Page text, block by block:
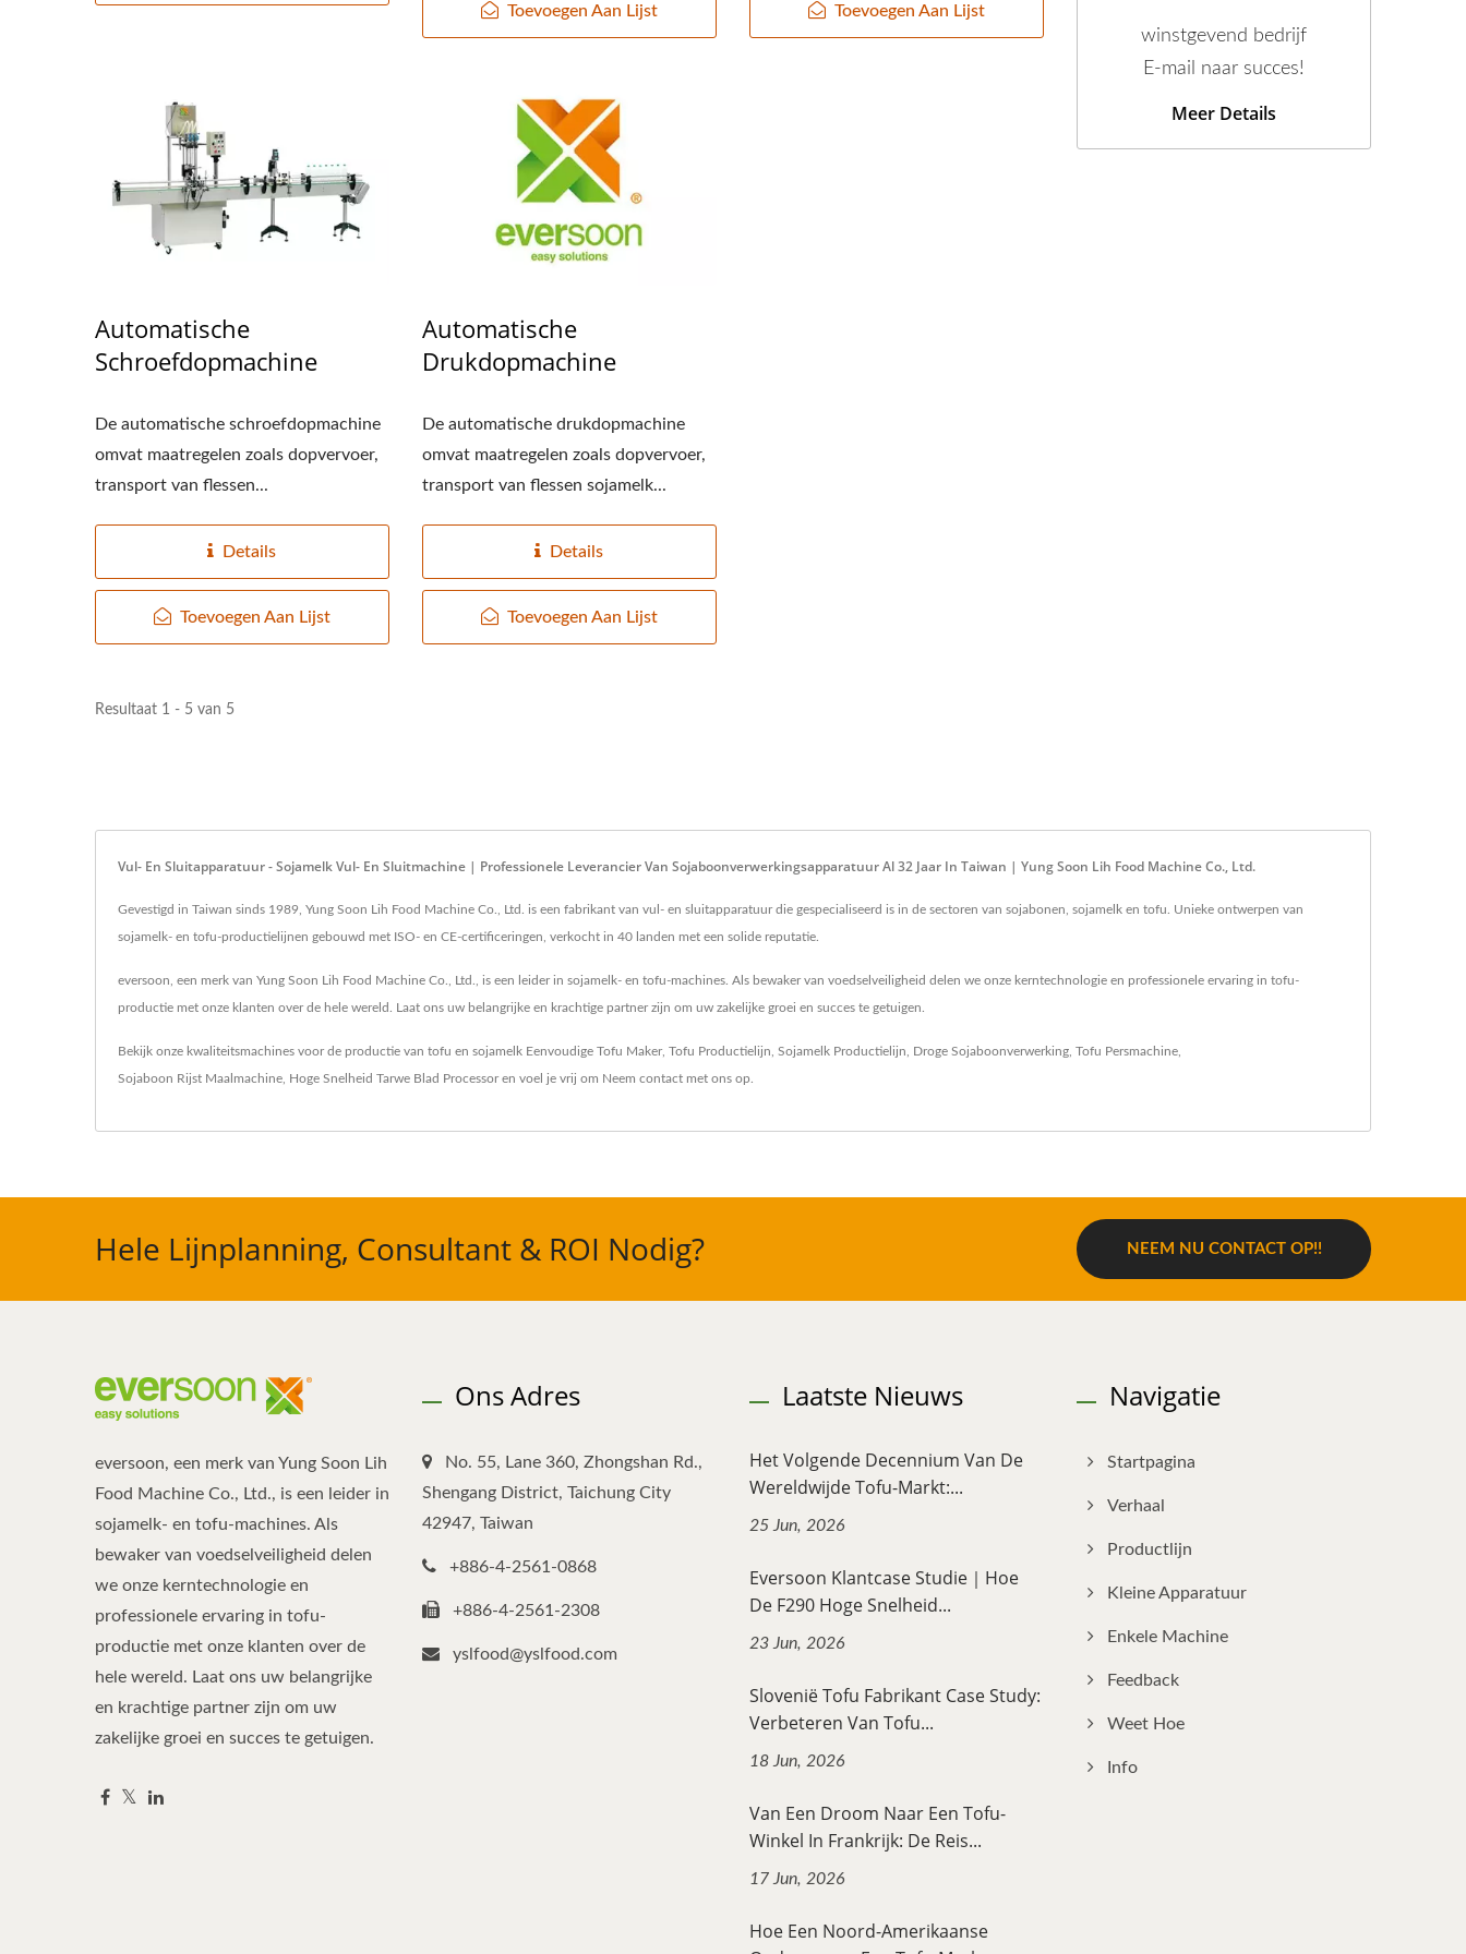
Toevoegen Aan Lijst Toevoegen Aan Lijst
Automatische
Schroefdopmachine
De automatische schroefdopmachine
omvat maatregelen zoals dopvervoer,
transport van flessen...
Details
Toevoegen Aan Lijst
Automatische
Drukdopmachine
De automatische drukdopmachine
omvat maatregelen zoals dopvervoer,
transport van flessen sojamelk...
Details
Toevoegen Aan Lijst
Resultaat 1 - 5 van 5
winstgevend bedrijf
E-mail naar succes!
Meer Details
Vul- En Sluitapparatuur - Sojamelk Vul- En Sluitmachine | Professionele Leverancier Van Sojaboonverwerkingsapparatuur Al 32 Jaar In Taiwan | Yung Soon Lih Food Machine Co., Ltd.
Gevestigd in Taiwan sinds 1989, Yung Soon Lih Food Machine Co., Ltd. is een fabrikant van vul- en sluitapparatuur die gespecialiseerd is in de sectoren van sojabonen, sojamelk en tofu. Unieke ontwerpen van
sojamelk- en tofu-productielijnen gebouwd met ISO- en CE-certificeringen, verkocht in 40 landen met een solide reputatie.
eversoon, een merk van Yung Soon Lih Food Machine Co., Ltd., is een leider in sojamelk- en tofu-machines. Als bewaker van voedselveiligheid delen we onze kerntechnologie en professionele ervaring in tofu-
productie met onze klanten over de hele wereld. Laat ons uw belangrijke en krachtige partner zijn om uw zakelijke groei en succes te getuigen.
Bekijk onze kwaliteitsmachines voor de productie van tofu en sojamelk Eenvoudige Tofu Maker, Tofu Productielijn Sojamelk Productielijn Droge Sojaboonverwerking Tofu Persmachine
Sojaboon Rijst Maalmachine Hoge Snelheid Tarwe Blad Processoren voel je vrij om Neem contact met ons op
Hele Lijnplanning, Consultant & ROI Nodig? NEEM NU CONTACT OP!!
eversoon, een merk van Yung Soon Lih
Food Machine Co., Ltd., is een leider in
sojamelk- en tofu-machines. Als
bewaker van voedselveiligheid delen
we onze kerntechnologie en
professionele ervaring in tofu-
productie met onze klanten over de
hele wereld. Laat ons uw belangrijke
en krachtige partner zijn om uw
zakelijke groei en succes te getuigen.
Ons Adres
No. 55, Lane 360, Zhongshan Rd.,
Shengang District, Taichung City
42947, Taiwan
+886-4-2561-0868
+886-4-2561-2308
yslfood@yslfood.com
Laatste Nieuws
Het Volgende Decennium Van De
Wereldwijde Tofu-Markt:...
25 Jun, 2026
Eversoon Klantcase Studie｜Hoe
De F290 Hoge Snelheid...
23 Jun, 2026
Slovenië Tofu Fabrikant Case Study:
Verbeteren Van Tofu...
18 Jun, 2026
Van Een Droom Naar Een Tofu-
Winkel In Frankrijk: De Reis...
17 Jun, 2026
Hoe Een Noord-Amerikaanse
Navigatie
Startpagina
Verhaal
Productlijn
Kleine Apparatuur
Enkele Machine
Feedback
Weet Hoe
Info